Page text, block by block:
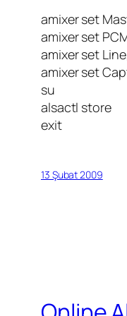
amixer set
amixer set
amixer set
amixer set
su
alsactl store
exit
13 Şubat 2009